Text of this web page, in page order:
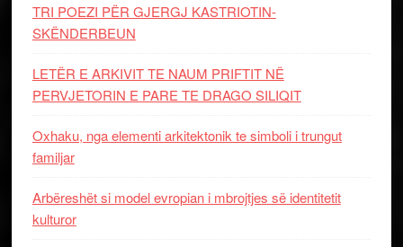
TRI POEZI PËR GJERGJ KASTRIOTIN-
SKËNDERBEUN
LETËR E ARKIVIT TE NAUM PRIFTIT NË
PERVJETORIN E PARE TE DRAGO SILIQIT
Oxhaku, nga elementi arkitektonik te simboli i trungut
familjar
Arbëreshët si model evropian i mbrojtjes së identitetit
kulturor